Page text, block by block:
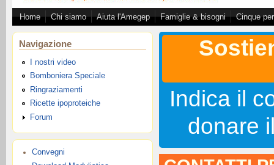
Associazione
Home Chi siamo Aiuta l'Amegep Famiglie & bisogni Cinque
Navigazione
I nostri video
Bomboniera Speciale
Ringraziamenti
Ricette ipoproteiche
Forum
Convegni
Indica il
donare